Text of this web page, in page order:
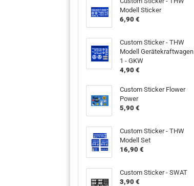
Modell Sticker
6,90 €
Custom Sticker - THW
Modell Gerätekraftwagen
1 - GKW
4,90 €
Custom Sticker Flower
Power
5,90 €
Custom Sticker - THW
Modell Set
16,90 €
Custom Sticker - SWAT
3,90 €